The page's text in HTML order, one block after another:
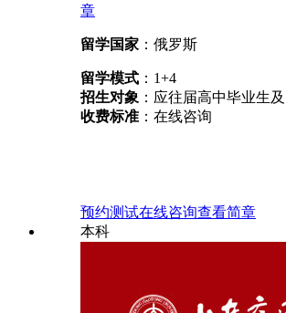
章
留学国家 ：俄罗斯
留学模式 ：1+4
招生对象 ：应往届高中毕业生
收费标准 ：在线咨询
预约测试在线咨询查看简章
本科